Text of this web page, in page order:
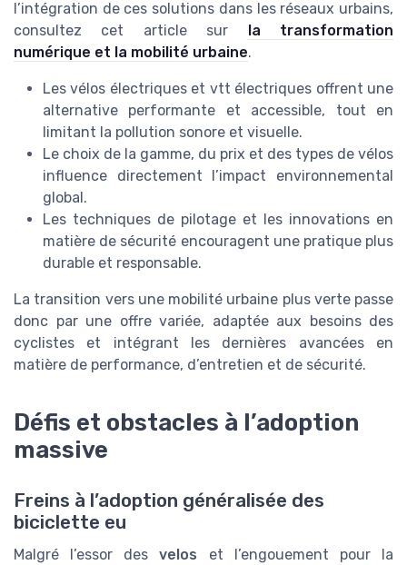
l’intégration de ces solutions dans les réseaux urbains,
consultez cet article sur la transformation
numérique et la mobilité urbaine.
Les vélos électriques et vtt électriques offrent une
alternative performante et accessible, tout en
limitant la pollution sonore et visuelle.
Le choix de la gamme, du prix et des types de vélos
influence directement l’impact environnemental
global.
Les techniques de pilotage et les innovations en
matière de sécurité encouragent une pratique plus
durable et responsable.
La transition vers une mobilité urbaine plus verte passe
donc par une offre variée, adaptée aux besoins des
cyclistes et intégrant les dernières avancées en
matière de performance, d’entretien et de sécurité.
Défis et obstacles à l’adoption
massive
Freins à l’adoption généralisée des
biciclette eu
Malgré l’essor desvelos et l’engouement pour la